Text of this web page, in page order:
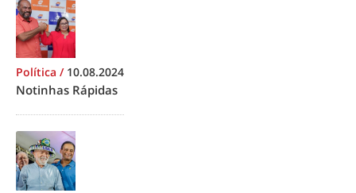
Política / 10.08.2024
Notinhas Rápidas